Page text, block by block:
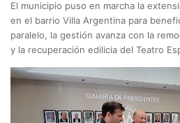
El municipio puso en marcha la
en el barrio Villa Argentina para
paralelo, la gestión avanza con la
y la recuperación edilicia del Teatro